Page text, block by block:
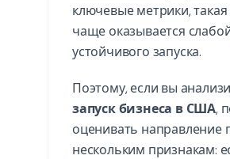
ключевые метрики,
чаще оказывается
устойчивого запуска.
Поэтому, если вы
запуск бизнеса в США,
оценивать направление
нескольким признакам: